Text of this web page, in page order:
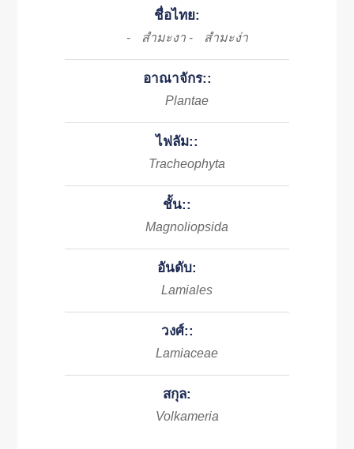
ชื่อไทย:
- สำมะงา - สํามะง่า
อาณาจักร::
Plantae
ไฟลัม::
Tracheophyta
ชั้น::
Magnoliopsida
อันดับ:
Lamiales
วงศ์::
Lamiaceae
สกุล:
Volkameria